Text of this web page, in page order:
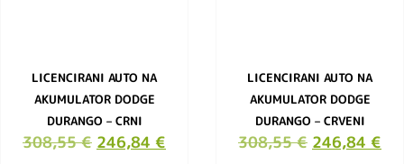
LICENCIRANI AUTO NA
AKUMULATOR DODGE
DURANGO – CRNI
308,55€ 246,84 €
LICENCIRANI AUTO NA
AKUMULATOR DODGE
DURANGO – CRVENI
308,55€ 246,84 €